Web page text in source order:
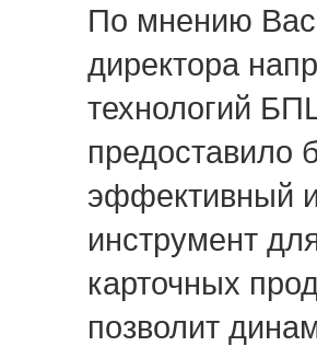
По мнению
директора
технологий
предоставило
эффективный
инструмент
карточных
позволит